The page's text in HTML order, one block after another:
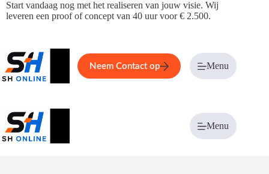
Ga
naar
Start vandaag nog met het realiseren van jouw visie. Wij
leveren een proof of concept van 40 uur voor € 2.500.
Home Service Over ons
Neem Contact op Menu
Menu